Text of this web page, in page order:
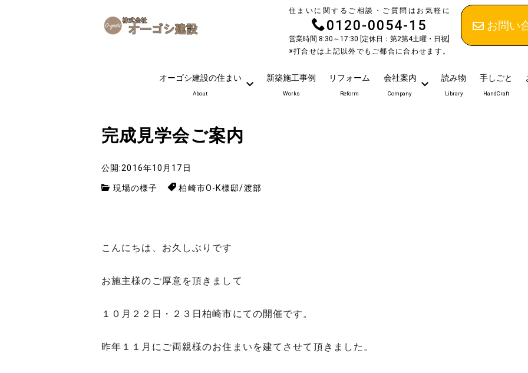
住まいに関するご相談・ご質問はお気軽に
0120-0054-15
営業時間 8:30～17:30 [定休日：第2第4土曜・日祝]
※打合せは上記以外でもご都合に合わせます。
お問い
オーゴシ建設の住まい
About
新築施工事例
Works
リフォーム
Reform
会社案内
Company
読み物
Library
手しごと
HandCraft
完成見学会ご案内
公開:2016年10月17日
現場の様子
柏崎市O-K様邸/渡部
こんにちは、お久しぶりです
お施主様のご厚意を頂きまして
１０月２２日・２３日柏崎市にての開催です。
昨年１１月にご両親様のお住まいを建てさせて頂きました。